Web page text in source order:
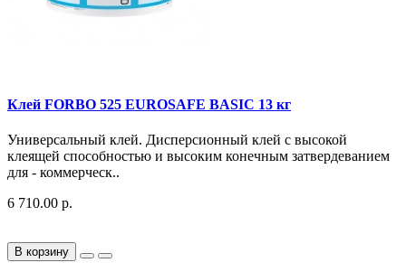
Клей FORBO 525 EUROSAFE BASIC 13 кг
Универсальный клей. Дисперсионный клей с высокой
клеящей способностью и высоким конечным затвердеванием
для - коммерческ..
6 710.00 р.
В корзину